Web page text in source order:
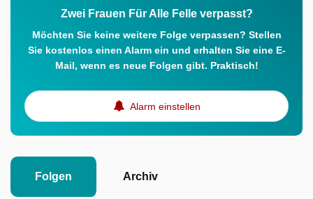
Zwei Frauen Für Alle Felle verpasst?
Möchten Sie keine weitere Folge verpassen? Stellen
Sie kostenlos einen Alarm ein und erhalten Sie eine E-
Mail, wenn es neue Folgen gibt. Praktisch!
Alarm einstellen
Folgen Archiv